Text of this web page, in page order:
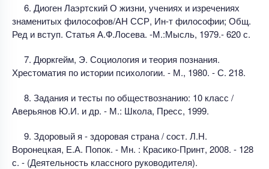
6. Диоген Лаэртский О жизни, учениях и изречениях
знаменитых философов/АН ССР, Ин-т философии; Общ.
Ред и вступ. Статья А.Ф.Лосева. -М.:Мысль, 1979.- 620 с.
7. Дюркгейм, Э. Социология и теория познания.
Хрестоматия по истории психологии. - М., 1980. - С. 218.
8. Задания и тесты по обществознанию: 10 класс /
Аверьянов Ю.И. и др. - М.: Школа, Пресс, 1999.
9. Здоровый я - здоровая страна / сост. Л.Н.
Воронецкая, Е.А. Попок. - Мн. : Красико-Принт, 2008. - 128
с. - (Деятельность классного руководителя).